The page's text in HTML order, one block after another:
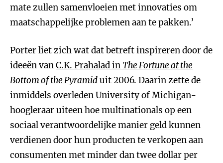
mate zullen samenvloeien met innovaties om
maatschappelijke problemen aan te pakken.’
Porter liet zich wat dat betreft inspireren door de
ideeën vanC.K. Prahalad in The Fortune at the
Bottom of the Pyramiduit 2006. Daarin zette de
inmiddels overleden University of Michigan-
hoogleraar uiteen hoe multinationals op een
sociaal verantwoordelijke manier geld kunnen
verdienen door hun producten te verkopen aan
consumenten met minder dan twee dollar per